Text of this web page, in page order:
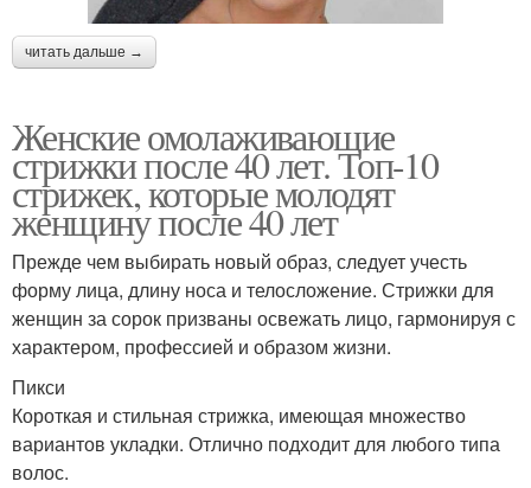
читать дальше →
Женские омолаживающие
стрижки после 40 лет. Топ-10
стрижек, которые молодят
женщину после 40 лет
Прежде чем выбирать новый образ, следует учесть
форму лица, длину носа и телосложение. Стрижки для
женщин за сорок призваны освежать лицо, гармонируя с
характером, профессией и образом жизни.
Пикси
Короткая и стильная стрижка, имеющая множество
вариантов укладки. Отлично подходит для любого типа
волос.